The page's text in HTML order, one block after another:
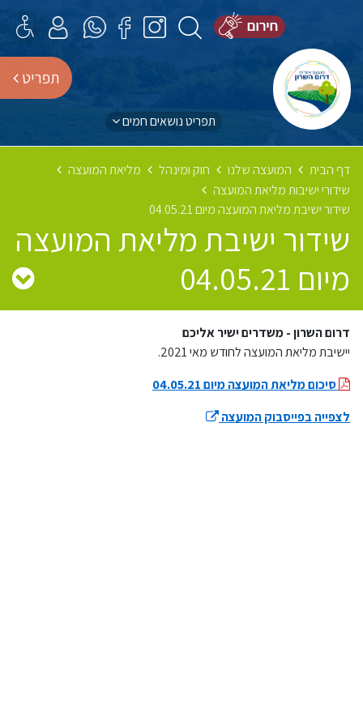
תפריט נושאים חמים
תפריט
דף הבית המועצה שלנו חוק ומינהל
מליאת המועצה
שידורי ישיבות מליאת המועצה
שידור ישיבת מליאת המועצה מיום 04.05.21
שידור ישיבת מליאת המועצה
מיום 04.05.21
דרום השרון - משדרים ישיר אליכם
יישיבת מליאת המועצה לחודש מאי 2021.
סיכום מליאת המועצה מיום 04.05.21
לצפייה בפייסבוק המועצה